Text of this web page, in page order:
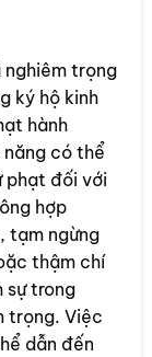
nghiêm trọng
ký hộ kinh
hành
có thể
phạt đối với
hợp
tạm ngừng
thậm chí
sự trong
trọng. Việc
dẫn đến